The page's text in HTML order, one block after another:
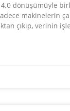
4.0 dönüşümüyle
makinelerin
çıkıp, verinin